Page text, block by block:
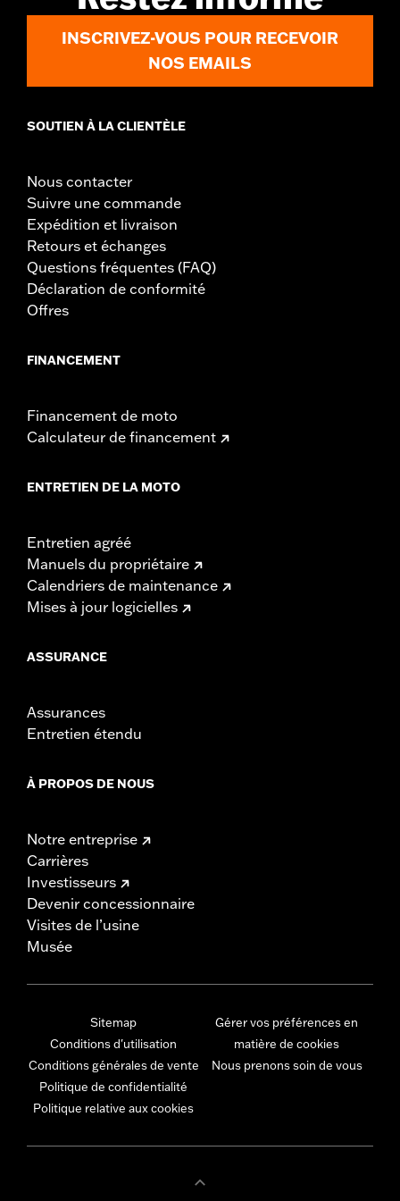
INSCRIVEZ-VOUS POUR RECEVOIR
NOS EMAILS
SOUTIEN À LA CLIENTÈLE
Nous contacter
Suivre une commande
Expédition et livraison
Retours et échanges
Questions fréquentes (FAQ)
Déclaration de conformité
Offres
FINANCEMENT
Financement de moto
Calculateur de financement
ENTRETIEN DE LA MOTO
Entretien agréé
Manuels du propriétaire
Calendriers de maintenance
Mises à jour logicielles
ASSURANCE
Assurances
Entretien étendu
À PROPOS DE NOUS
Notre entreprise
Carrières
Investisseurs
Devenir concessionnaire
Visites de l’usine
Musée
Sitemap
Conditions d'utilisation
Conditions générales de vente
Politique de confidentialité
Politique relative aux cookies
Gérer vos préférences en
matière de cookies
Nous prenons soin de vous